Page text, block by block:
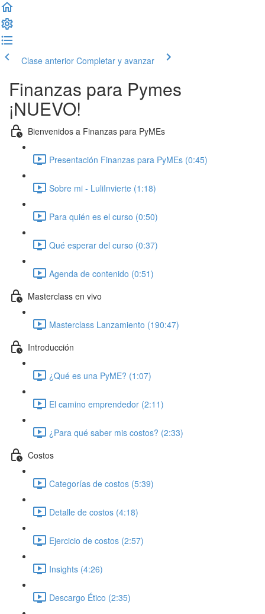
Clase anterior Completar y avanzar
Finanzas para Pymes
¡NUEVO!
Bienvenidos a Finanzas para PyMEs
Presentación Finanzas para PyMEs (0:45)
Sobre mi - LuliInvierte (1:18)
Para quién es el curso (0:50)
Qué esperar del curso (0:37)
Agenda de contenido (0:51)
Masterclass en vivo
Masterclass Lanzamiento (190:47)
Introducción
¿Qué es una PyME? (1:07)
El camino emprendedor (2:11)
¿Para qué saber mis costos? (2:33)
Costos
Categorías de costos (5:39)
Detalle de costos (4:18)
Ejercicio de costos (2:57)
Insights (4:26)
Descargo Ético (2:35)